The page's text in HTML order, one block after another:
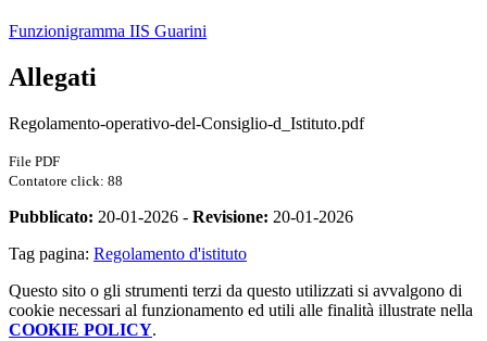
Funzionigramma IIS Guarini
Allegati
Regolamento-operativo-del-Consiglio-d_Istituto.pdf
File PDF
Contatore click: 88
Pubblicato: 20-01-2026 - Revisione: 20-01-2026
Tag pagina: Regolamento d'istituto
Questo sito o gli strumenti terzi da questo utilizzati si avvalgono di
cookie necessari al funzionamento ed utili alle finalità illustrate nella
COOKIE POLICY.